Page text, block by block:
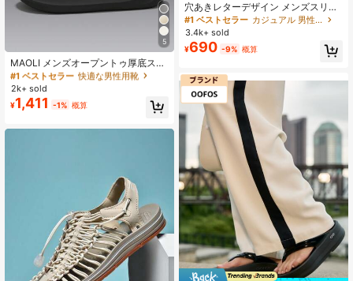
5
MAOLI メンズオープントゥ厚底スリ
ッパ、カジュアルスポーツスタイル
中空デザインカップルの夏の新作サ
ンダル、ホームベッドルーム デイリ
ー使用シャワースリッパ、EVA軽量
展開。レディースサマースリッパ(サ
#1 ベストセラー 快適な男性用靴
売り切れ間近！
#1 ベストセラー 快適な男性用靴
売り切れ間近！
#1 ベストセラー
売り切れ間近！
2k+ sold
¥1,411 -1% 概算
穴あきレターデザイン メンズスリッ
パ、カップル用ソフトEVA滑り止め
サンダル、ビーチ、プール、シャワ
ースライド、速乾通気性快適、軽量
クッションルームシューズ、ホー
一日中快適
#1 ベストセラー
カジュアル 男性用サンダル
3.4k+ sold
¥690 -9% 概算